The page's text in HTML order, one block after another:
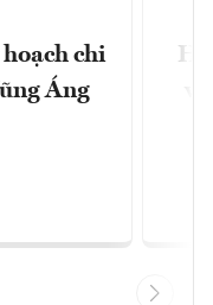
chi
Áng